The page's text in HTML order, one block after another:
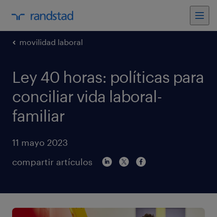
movilidad laboral
Ley 40 horas: políticas para
conciliar vida laboral-
familiar
11 mayo 2023
compartir artículos